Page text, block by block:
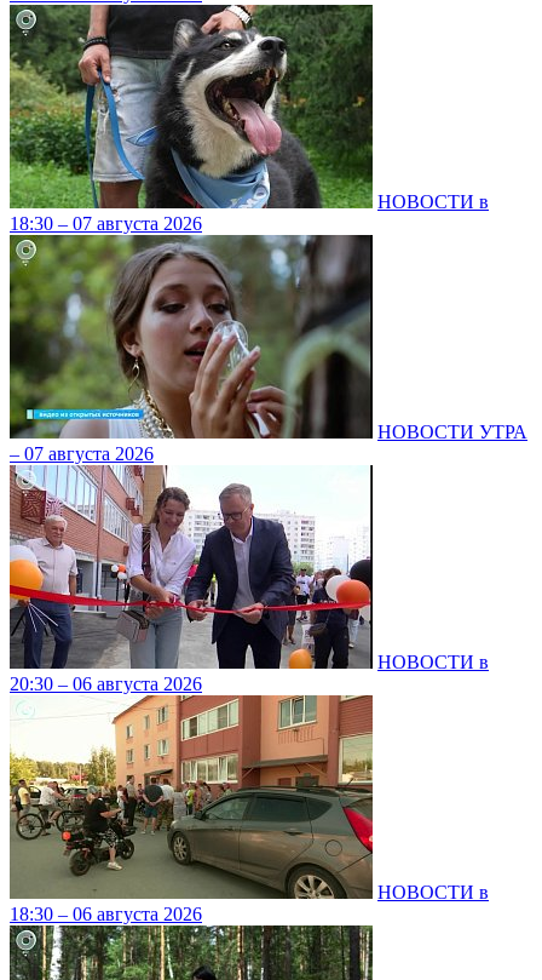
НОВОСТИ в
18:30 – 07 августа 2026
НОВОСТИ УТРА
– 07 августа 2026
НОВОСТИ в
20:30 – 06 августа 2026
НОВОСТИ в
18:30 – 06 августа 2026